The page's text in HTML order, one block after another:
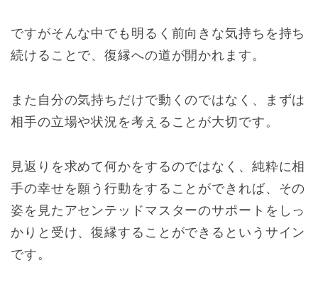
ですがそんな中でも明るく前向きな気持ちを持ち
続けることで、復縁への道が開かれます。
また自分の気持ちだけで動くのではなく、まずは
相手の立場や状況を考えることが大切です。
見返りを求めて何かをするのではなく、純粋に相
手の幸せを願う行動をすることができれば、その
姿を見たアセンテッドマスターのサポートをしっ
かりと受け、復縁することができるというサイン
です。